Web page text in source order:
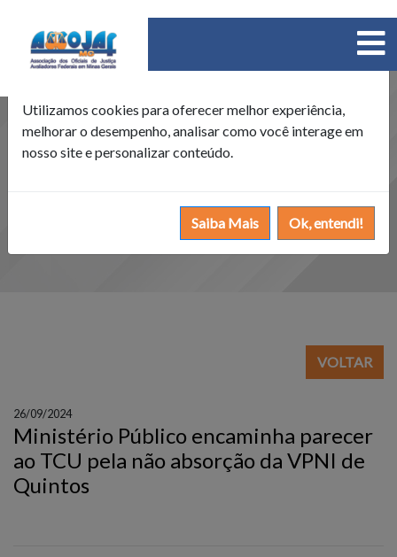
VOLTAR
26/09/2024
Ministério Público encaminha parecer
ao TCU pela não absorção da VPNI de
Quintos
Política de Cookies ×
Utilizamos cookies para oferecer melhor experiência,
melhorar o desempenho, analisar como você interage em
nosso site e personalizar conteúdo.
Saiba Mais Ok, entendi!